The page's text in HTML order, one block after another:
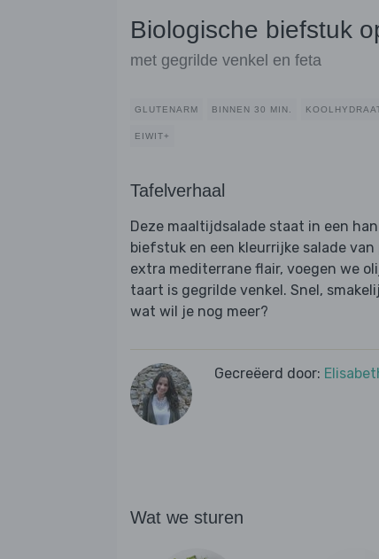
Biologische biefstuk
met gegrilde venkel en feta
GLUTENARM BINNEN 30 MIN.
EIWIT+
Tafelverhaal
Deze maaltijdsalade staat in een
biefstuk en een kleurrijke salade
extra mediterrane flair, voegen we
taart is gegrilde venkel. Snel,
wat wil je nog meer?
Gecreëerd door:
Wat we sturen